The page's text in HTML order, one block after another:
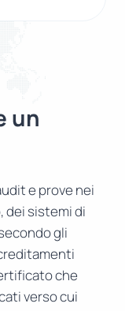
un
e prove nei
dei sistemi di
gli
che
verso cui